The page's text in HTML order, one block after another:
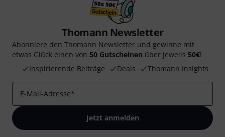
Thomann Newsletter
Abonniere den Thomann Newsletter und gewinne mit
etwas Glück einen von 50 Gutscheinen über jeweils 50€!
Inspirierende Beiträge
Deals Thomann Insights
E-Mail-Adresse*
Jetzt anmelden